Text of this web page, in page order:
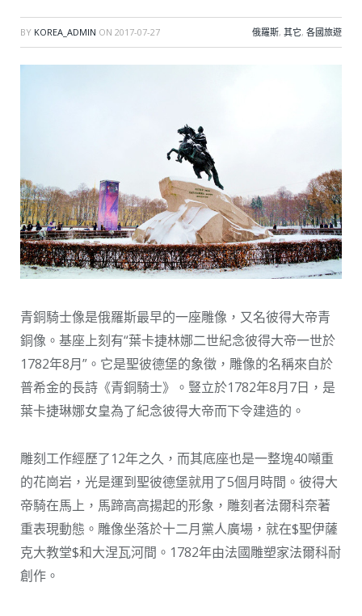
BY KOREA_ADMIN ON 2017-07-27 俄羅斯, 其它, 各國旅遊
青銅騎士像是俄羅斯最早的一座雕像，又名彼得大帝青
銅像。基座上刻有“葉卡捷林娜二世紀念彼得大帝一世於
1782年8月”。它是聖彼德堡的象徵，雕像的名稱來自於
普希金的長詩《青銅騎士》。豎立於1782年8月7日，是
葉卡捷琳娜女皇為了紀念彼得大帝而下令建造的。
雕刻工作經歷了12年之久，而其底座也是一整塊40噸重
的花崗岩，光是運到聖彼德堡就用了5個月時間。彼得大
帝騎在馬上，馬蹄高高揚起的形象，雕刻者法爾科奈著
重表現動態。雕像坐落於十二月黨人廣場，就在$聖伊薩
克大教堂$和大涅瓦河間。1782年由法國雕塑家法爾科耐
創作。